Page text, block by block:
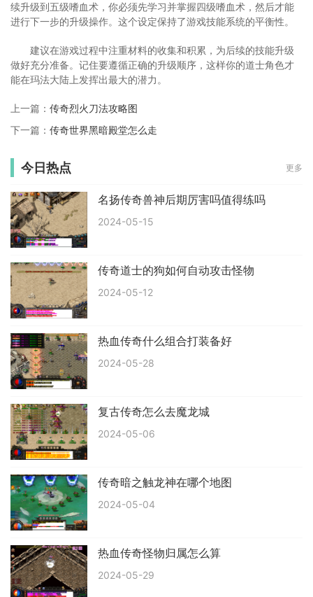
续升级到五级嗜血术，你必须先学习并掌握四级嗜血术，然后才能
进行下一步的升级操作。这个设定保持了游戏技能系统的平衡性。
建议在游戏过程中注重材料的收集和积累，为后续的技能升级
做好充分准备。记住要遵循正确的升级顺序，这样你的道士角色才
能在玛法大陆上发挥出最大的潜力。
上一篇： 传奇烈火刀法攻略图
下一篇： 传奇世界黑暗殿堂怎么走
今日热点 更多
名扬传奇兽神后期厉害吗值得练吗
2024-05-15
传奇道士的狗如何自动攻击怪物
2024-05-12
热血传奇什么组合打装备好
2024-05-28
复古传奇怎么去魔龙城
2024-05-06
传奇暗之触龙神在哪个地图
2024-05-04
热血传奇怪物归属怎么算
2024-05-29